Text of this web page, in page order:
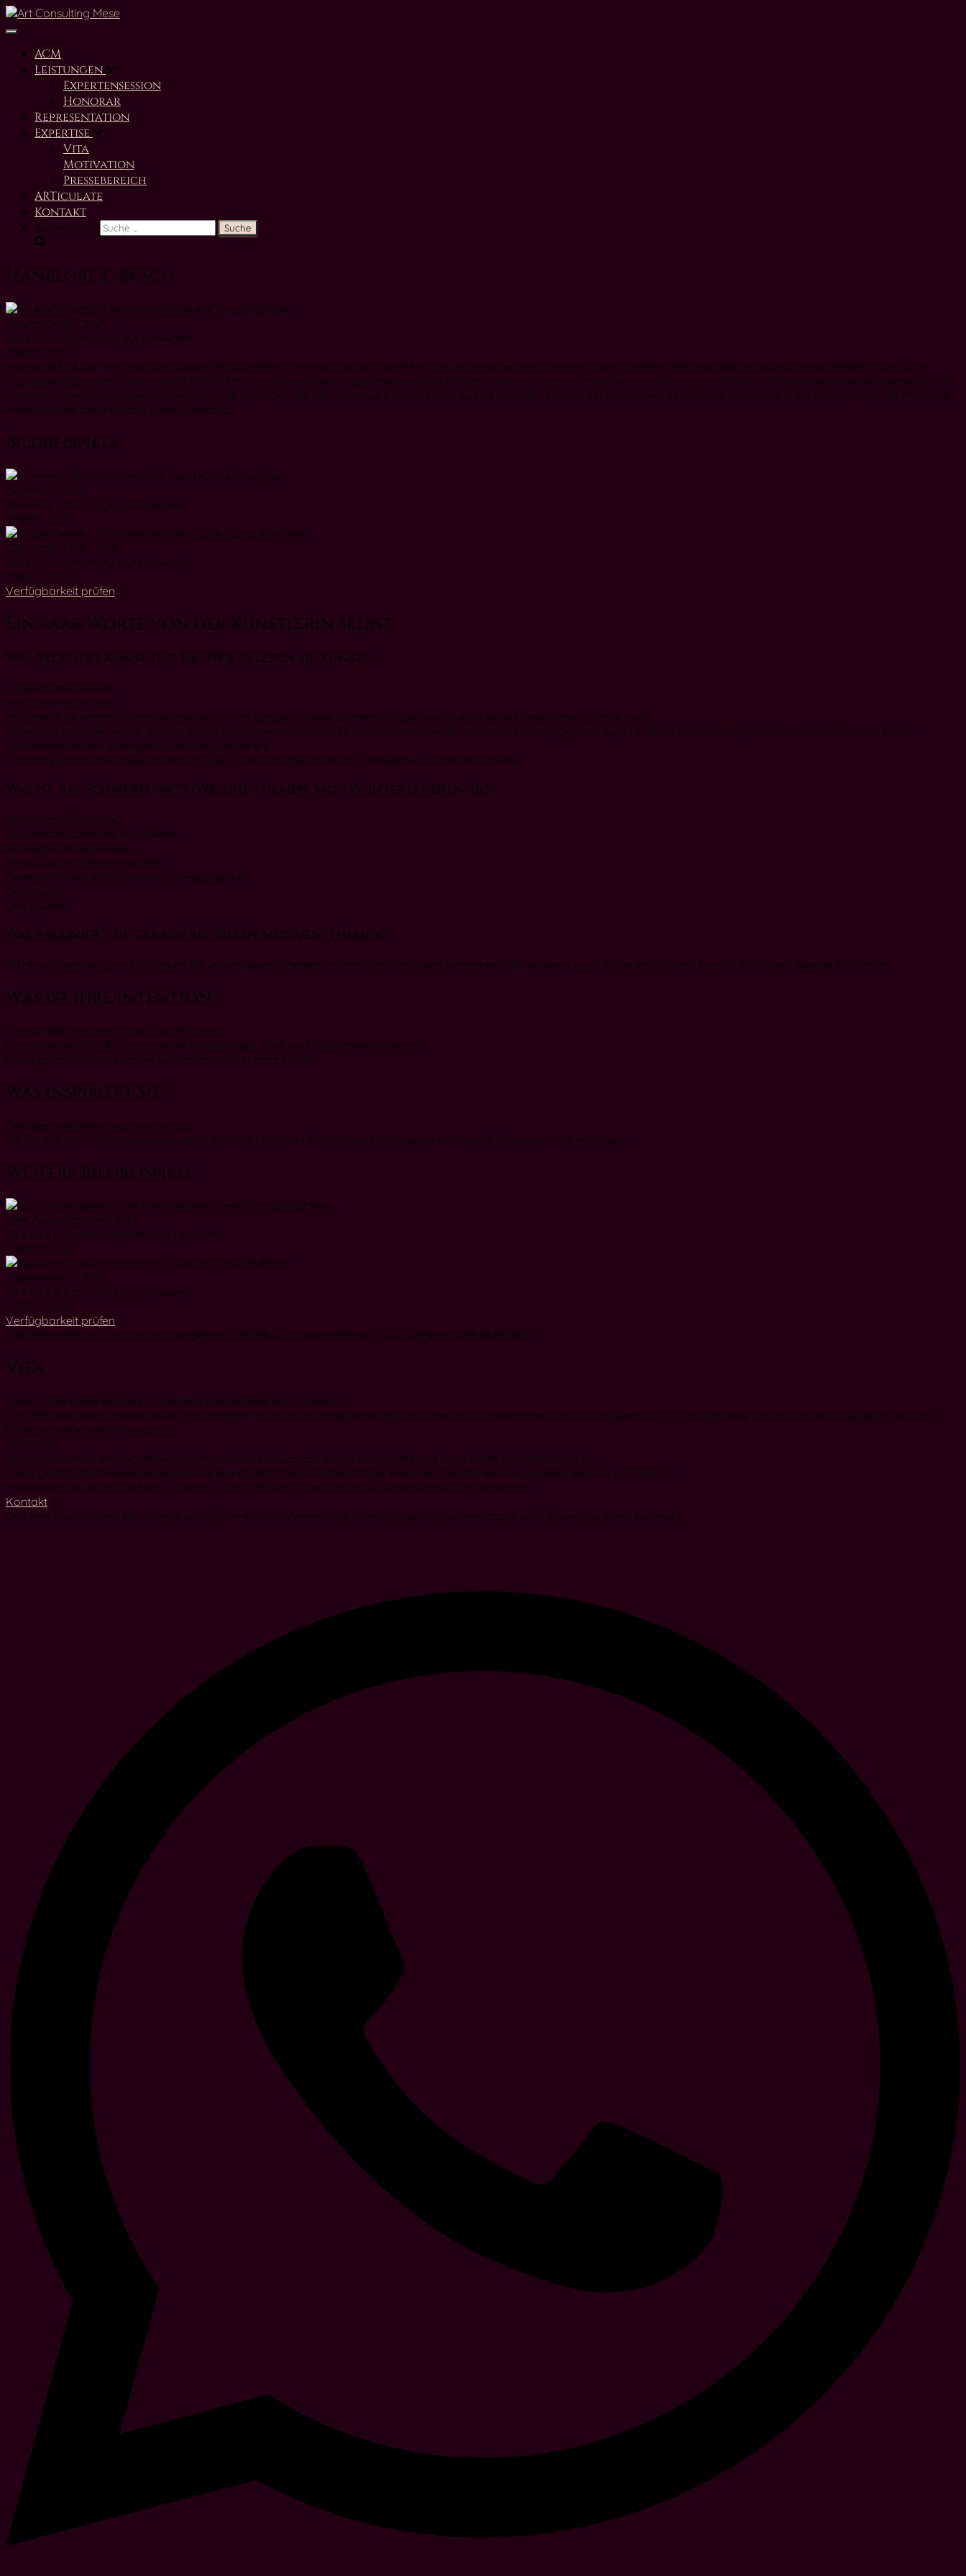
Navigation umschalten
ACM
Leistungen
Expertensession
Honorar
Representation
Expertise
Vita
Motivation
Pressebereich
ARTiculate
Kontakt
Suche nach:
Hanelore E. Busch
„Young Circle“, 2021
130 x 120 x 2 cm, Acryl auf Leinwand
PREIS*: 3.250
Hanelore E. Busch hat noch bei Joseph Beuys gelernt. Ihre Kunst ist sehr farbreich und abstrakt, wobei in dem ein oder anderen Bild doch kleine Gegenstände versteckt sind. Wie
Puzzleteile fügen sich die einzelnen Farbflächen in ihren Werken zusammen und erschaffen somit ein harmonisches Ganzes. Gern umrandet die Künstlerin die einzelnen Elemente mit
Tusche in unterschiedlichen Farben oder rollt die Bilder wie alte japanische Holzschnitte auf, so dass der Einfluss der asiatischen Malerei (der auch selbst die alten Meister der Moderne
immer wieder beeinflusste) offensichtlich ist.
Bildbeispiele
„Sommer“, 2016
90 x 90 x 2 cm, Acryl auf Leinwand
PREIS*: 2.350
„Die große Hilfe“, 2016
100 x 90 x 2 cm, Acryl auf Leinwand
PREIS*: 2.500
Verfügbarkeit prüfen
Ein paar Worte von der Künstlerin selbst
Was bedeutet Kunst für Sie? (Wie erleben Sie Kunst?)
Kunst ist mein Leben.
Mein Leben ist Kunst.
Ich arbeite an einem Gesamtkunstwerk, d.h. Ich gestalte, soweit es meine Möglichkeit zulässt, alles. Dabei gehe ich intuitiv vor.
Ich vertraue meiner Hand, die ja mit meiner kreativen Gehirnhälfte verbunden ist. Indem ich zeichne, male, gestalte „spricht“ diese ansonsten sprachlose Gehirnhälfte und formt
zusammen mit der geistigen Vorstellung das Werk.
Danach kommt eine Phase, in der ich über Technik, Farbe, Motiv etc. reflektiere und intensiv arbeite.
Was ist Ihr Schwerpunkt? (Welche Themen, Motive interessieren Sie?)
Malerei mit Zeichnung,
Gegenständliches mit Abstrakten,
Romantik mit Surrealen,
Religiöses mit Geheimnisvollen,
Eigenes Erleben mit Globalen in Vergangenheit,
Gegenwart
und Zukunft.
Was fasziniert Sie gerade bei diesen Motiven/Themen?
Nicht nur Begabung und Vorlieben für verschiedene Themen, Materialien, Techniken formen ein Bild, sondern auch schon praktizierte Kunstäußerungen eigener Vorfahren.
Was ist Ihre Intention?
Wir Künstler forschen in die Zukunft hinein.
Wir entwickeln NEUES aus unseren Begabungen, Fleiß und Möglichkeiten heraus.
Kunst geschieht und kann im Betrachter ein Pendant finden.
Was inspiriert Sie?
Die Ideen entstehen aus mir heraus.
Als Teil der Natur und des Geistes üben die verschiedenen Themen und Materialien eine große Faszination für mich aus.
Weitere Bildbeispiele
„Der Zaubergarten“, 2019
70 x 60 x 2 cm, Mischtechnik auf Leinwand
PREIS*: 1.700
„Zellenwelten“, 2021
70 x 50 x 4,5 cm, Acryl auf Leinwand
PREIS*: 1.600
Verfügbarkeit prüfen
*Alle Preise sind in EUR und inkl. der gesetzlichen MwSt. (soweit erhoben). Das Angebot ist freibleibend.
Vita
Die Künstlerin Hannelore E. Busch lebt und arbeitet in Düsseldorf.
Seit 1976 stellt die Künstlerin sowohl in Gruppen- als auch Einzelausstellungen ihre Werke in Kunstvereinen als auch Museen aus, u.a. Kunstpalast und Kunsthalle Düsseldorf als auch
Museum der Arbeit in Hamburg.
1970-1980
Studium an der Kunstakademie Düsseldorf bei Prof. Joseph Beuys, Prof. Grote und van Manen (Meisterschülerin)
Ihnen gefällt das Themengebiet und die Handschrift der Künstlerin? Oder eines der bereits hier vorgestellten Bilder spricht Sie an?
Hier haben Sie die Möglichkeit zu klären, ob das Bild noch verfügbar ist – unverbindlich und kostenlos:
Kontakt
Das eine oder andere Bild könnte auch für Ihre Freund*innen oder Familienangehörige interessant sein? Sagen Sie ihnen Bescheid: